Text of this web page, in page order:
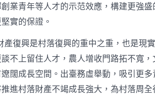
業青年等人才的示范效應，構建更強
實的保證。
產復興是村落復興的重中之重，也是現
不上留住人才，農人增收門路拓不寬
闊成長空間。出臺務虛舉動，吸引更
進村落財產不竭成長強大，為村落周全